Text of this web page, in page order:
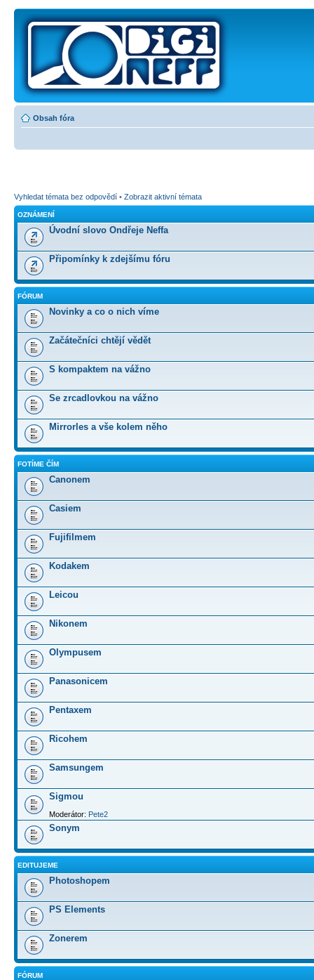
Obsah fóra
Vyhledat témata bez odpovědí • Zobrazit aktivní témata
OZNÁMENÍ
Úvodní slovo Ondřeje Neffa
Připomínky k zdejšímu fóru
FÓRUM
Novinky a co o nich víme
Začátečníci chtějí vědět
S kompaktem na vážno
Se zrcadlovkou na vážno
Mirrorles a vše kolem něho
FOTÍME ČÍM
Canonem
Casiem
Fujifilmem
Kodakem
Leicou
Nikonem
Olympusem
Panasonicem
Pentaxem
Ricohem
Samsungem
Sigmou
Moderátor: Pete2
Sonym
EDITUJEME
Photoshopem
PS Elements
Zonerem
FÓRUM